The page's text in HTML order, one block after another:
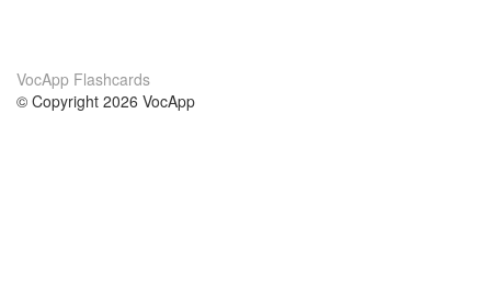
VocApp Flashcards
© Copyright 2026 VocApp